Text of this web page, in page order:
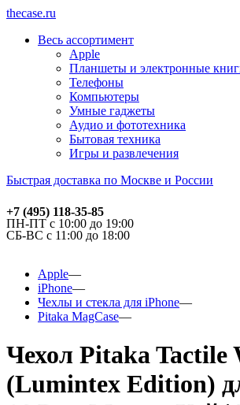
thecase.ru
Весь ассортимент
Apple
Планшеты и электронные
Телефоны
Компьютеры
Умные гаджеты
Аудио и фототехника
Бытовая техника
Игры и развлечения
Быстрая доставка по Москве и России
+7 (495) 118-35-85
ПН-ПТ с 10:00 до 19:00
СБ-ВС с 11:00 до 18:00
Apple
iPhone
Чехлы и стекла для iPhone
Pitaka MagCase
Чехол Pitaka Tactile
(Lumintex Edition)